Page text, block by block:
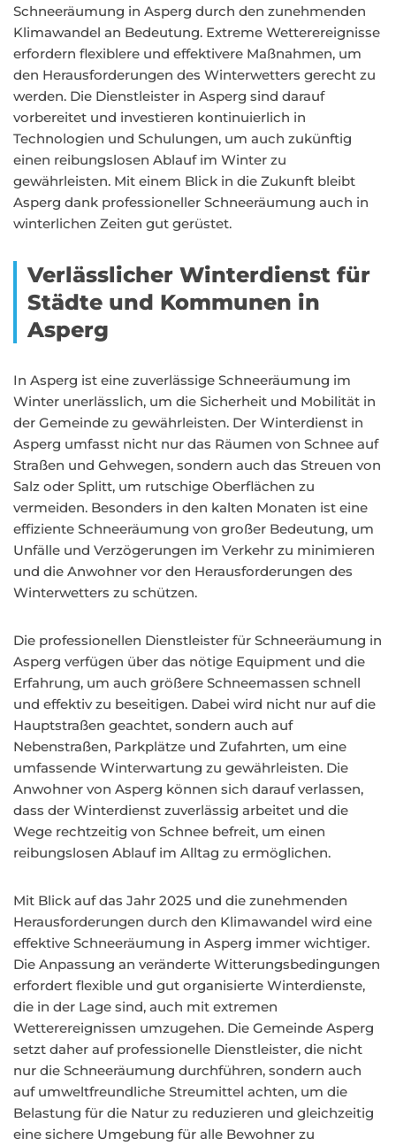
Schneeräumung in Asperg durch den zunehmenden
Klimawandel an Bedeutung. Extreme Wetterereignisse
erfordern flexiblere und effektivere Maßnahmen, um
den Herausforderungen des Winterwetters gerecht zu
werden. Die Dienstleister in Asperg sind darauf
vorbereitet und investieren kontinuierlich in
Technologien und Schulungen, um auch zukünftig
einen reibungslosen Ablauf im Winter zu
gewährleisten. Mit einem Blick in die Zukunft bleibt
Asperg dank professioneller Schneeräumung auch in
winterlichen Zeiten gut gerüstet.
Verlässlicher Winterdienst für
Städte und Kommunen in
Asperg
In Asperg ist eine zuverlässige Schneeräumung im
Winter unerlässlich, um die Sicherheit und Mobilität in
der Gemeinde zu gewährleisten. Der Winterdienst in
Asperg umfasst nicht nur das Räumen von Schnee auf
Straßen und Gehwegen, sondern auch das Streuen von
Salz oder Splitt, um rutschige Oberflächen zu
vermeiden. Besonders in den kalten Monaten ist eine
effiziente Schneeräumung von großer Bedeutung, um
Unfälle und Verzögerungen im Verkehr zu minimieren
und die Anwohner vor den Herausforderungen des
Winterwetters zu schützen.
Die professionellen Dienstleister für Schneeräumung in
Asperg verfügen über das nötige Equipment und die
Erfahrung, um auch größere Schneemassen schnell
und effektiv zu beseitigen. Dabei wird nicht nur auf die
Hauptstraßen geachtet, sondern auch auf
Nebenstraßen, Parkplätze und Zufahrten, um eine
umfassende Winterwartung zu gewährleisten. Die
Anwohner von Asperg können sich darauf verlassen,
dass der Winterdienst zuverlässig arbeitet und die
Wege rechtzeitig von Schnee befreit, um einen
reibungslosen Ablauf im Alltag zu ermöglichen.
Mit Blick auf das Jahr 2025 und die zunehmenden
Herausforderungen durch den Klimawandel wird eine
effektive Schneeräumung in Asperg immer wichtiger.
Die Anpassung an veränderte Witterungsbedingungen
erfordert flexible und gut organisierte Winterdienste,
die in der Lage sind, auch mit extremen
Wetterereignissen umzugehen. Die Gemeinde Asperg
setzt daher auf professionelle Dienstleister, die nicht
nur die Schneeräumung durchführen, sondern auch
auf umweltfreundliche Streumittel achten, um die
Belastung für die Natur zu reduzieren und gleichzeitig
eine sichere Umgebung für alle Bewohner zu